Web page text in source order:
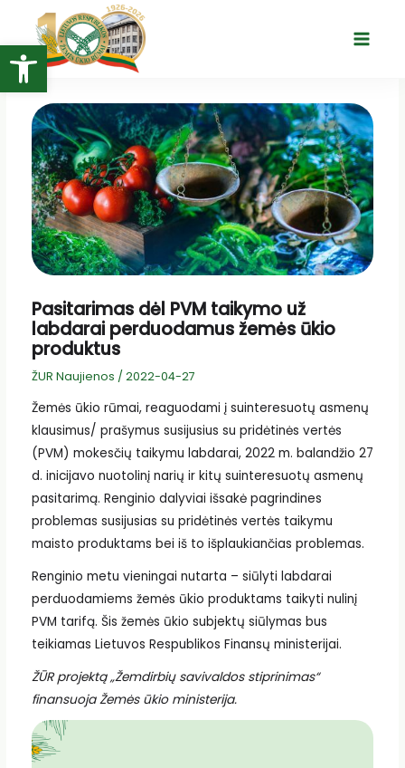
Open toolbar
turinio
Main
Pasitarimas dėl PVM taikymo už
labdarai perduodamus žemės ūkio
produktus
ŽUR Naujienos / 2022-04-27
Žemės ūkio rūmai, reaguodami į suinteresuotų asmenų
klausimus/ prašymus susijusius su pridėtinės vertės
(PVM) mokesčių taikymu labdarai, 2022 m. balandžio 27
d. inicijavo nuotolinį narių ir kitų suinteresuotų asmenų
pasitarimą. Renginio dalyviai išsakė pagrindines
problemas susijusias su pridėtinės vertės taikymu
maisto produktams bei iš to išplaukiančias problemas.
Renginio metu vieningai nutarta – siūlyti labdarai
perduodamiems žemės ūkio produktams taikyti nulinį
PVM tarifą. Šis žemės ūkio subjektų siūlymas bus
teikiamas Lietuvos Respublikos Finansų ministerijai.
ŽŪR projektą „Žemdirbių savivaldos stiprinimas“
finansuoja Žemės ūkio ministerija.